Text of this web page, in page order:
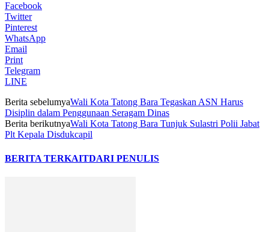
Facebook
Twitter
Pinterest
WhatsApp
Email
Print
Telegram
LINE
Berita sebelumyaWali Kota Tatong Bara Tegaskan ASN Harus
Disiplin dalam Penggunaan Seragam Dinas
Berita berikutnyaWali Kota Tatong Bara Tunjuk Sulastri Polii Jabat
Plt Kepala Disdukcapil
BERITA TERKAITDARI PENULIS